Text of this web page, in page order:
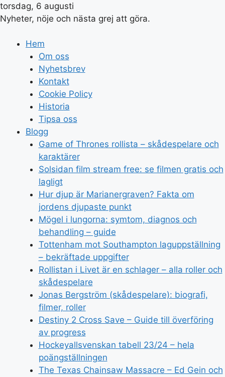
torsdag, 6 augusti
Nyheter, nöje och nästa grej att göra.
Hem
Om oss
Nyhetsbrev
Kontakt
Cookie Policy
Historia
Tipsa oss
Blogg
Game of Thrones rollista – skådespelare och
karaktärer
Solsidan film stream free: se filmen gratis och
lagligt
Hur djup är Marianergraven? Fakta om
jordens djupaste punkt
Mögel i lungorna: symtom, diagnos och
behandling – guide
Tottenham mot Southampton laguppställning
– bekräftade uppgifter
Rollistan i Livet är en schlager – alla roller och
skådespelare
Jonas Bergström (skådespelare): biografi,
filmer, roller
Destiny 2 Cross Save – Guide till överföring
av progress
Hockeyallsvenskan tabell 23/24 – hela
poängställningen
The Texas Chainsaw Massacre – Ed Gein och